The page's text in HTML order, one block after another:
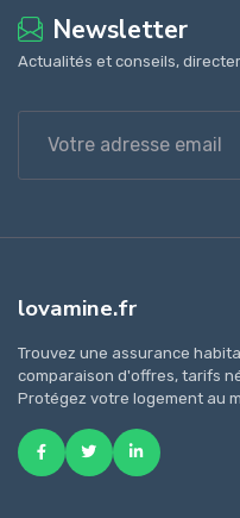
Newsletter
Actualités et conseils,
lovamine.fr
Trouvez une assurance
comparaison d'offres, tarifs
Protégez votre logement au